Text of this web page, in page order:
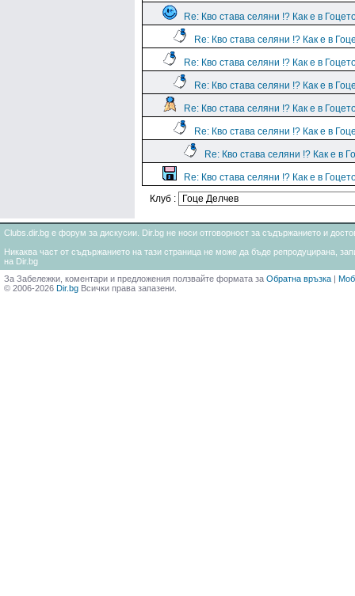
Re: Кво става селяни !? Как е в
Re: Кво става селяни !? Как е в
Re: Кво става селяни !? Как е в
Re: Кво става селяни !? Как е в
Re: Кво става селяни !? Как е в
Re: Кво става селяни !? Как е в
Re: Кво става селяни !? Как е в
Re: Кво става селяни !? Как е в
Клуб :
Clubs.dir.bg е форум за дискусии. Dir.bg не носи отговорност за съдържанието и
Никаква част от съдържанието на тази страница не може да бъде репродуцирана,
на Dir.bg
За Забележки, коментари и предложения ползвайте формата за Обратна връзка |
© 2006-2026 Dir.bg Всички права запазени.